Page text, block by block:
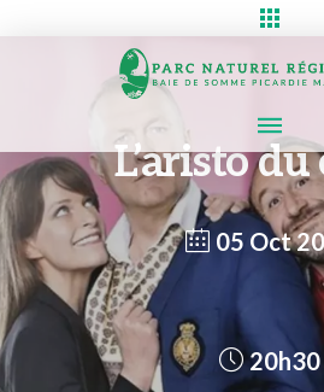
L’aristo
05 Oct
20h30